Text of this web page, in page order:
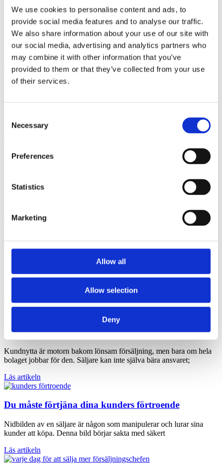
We use cookies to personalise content and ads, to
provide social media features and to analyse our traffic.
We also share information about your use of our site with
our social media, advertising and analytics partners who
may combine it with other information that you’ve
provided to them or that they’ve collected from your use
of their services.
Selection
Necessary
Preferences
Statistics
Marketing
Allow all
Allow selection
Deny
Kunskap om produkten, men framförallt kunskap
om kunden
Kunskap om kunden avgör er framgång. I hela samhället ökar
kraven på kunskap. För att kunna leva i vår moderna
Läs artikeln
Alla som arbetar med försäljning träffar varje dag kunder på olika
sätt, alltid med fokus på kundens behov. Via telefon,
de vill ha
Att förstå sina kunder är avgörande för att lyckas i dagens
konkurrensutsatta marknad. Kundinsikt handlar inte bara om att veta
Hur du får hela organisationen att fokusera på
kundnytta
Kundnytta är motorn bakom lönsam försäljning, men bara om hela
bolaget jobbar för den. Säljare kan inte själva bära ansvaret;
Läs artikeln
Du måste förtjäna dina kunders förtroende
Nidbilden av en säljare är någon som manipulerar och lurar sina
kunder att köpa. Denna bild börjar sakta med säkert
Läs artikeln